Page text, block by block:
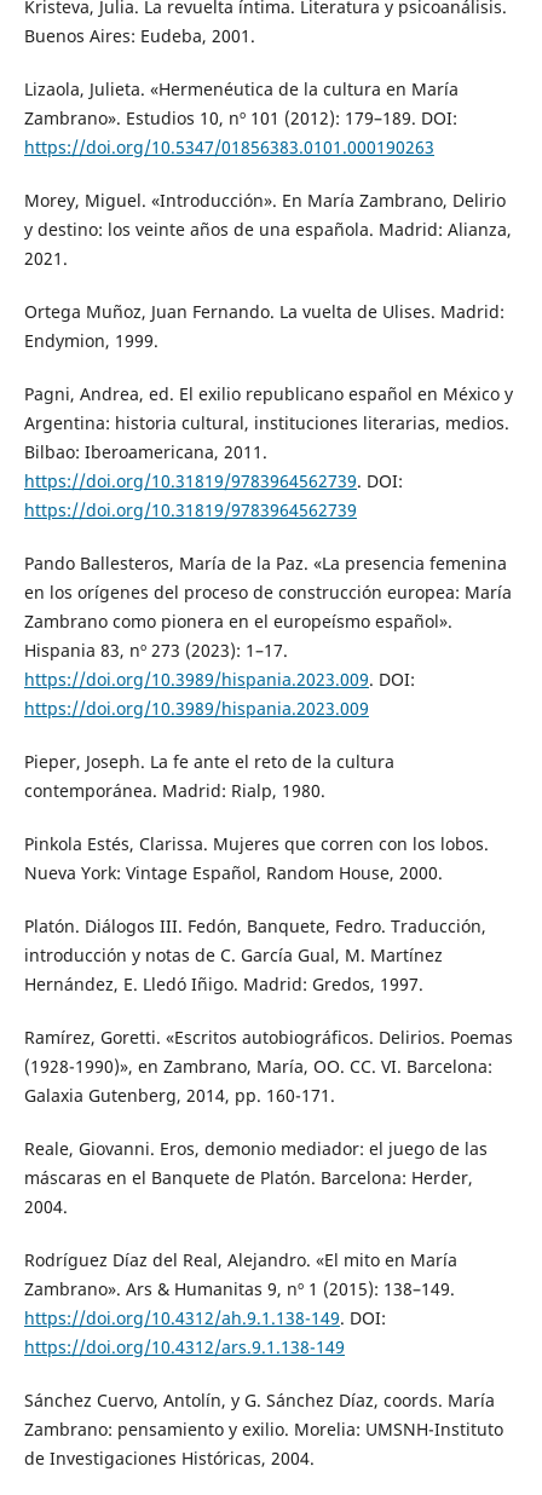
Kristeva, Julia. La revuelta íntima. Literatura y psicoanálisis.
Buenos Aires: Eudeba, 2001.
Lizaola, Julieta. «Hermenéutica de la cultura en María
Zambrano». Estudios 10, nº 101 (2012): 179–189. DOI:
https://doi.org/10.5347/01856383.0101.000190263
Morey, Miguel. «Introducción». En María Zambrano, Delirio
y destino: los veinte años de una española. Madrid: Alianza,
2021.
Ortega Muñoz, Juan Fernando. La vuelta de Ulises. Madrid:
Endymion, 1999.
Pagni, Andrea, ed. El exilio republicano español en México y
Argentina: historia cultural, instituciones literarias, medios.
Bilbao: Iberoamericana, 2011.
https://doi.org/10.31819/9783964562739. DOI:
https://doi.org/10.31819/9783964562739
Pando Ballesteros, María de la Paz. «La presencia femenina
en los orígenes del proceso de construcción europea: María
Zambrano como pionera en el europeísmo español».
Hispania 83, nº 273 (2023): 1–17.
https://doi.org/10.3989/hispania.2023.009. DOI:
https://doi.org/10.3989/hispania.2023.009
Pieper, Joseph. La fe ante el reto de la cultura
contemporánea. Madrid: Rialp, 1980.
Pinkola Estés, Clarissa. Mujeres que corren con los lobos.
Nueva York: Vintage Español, Random House, 2000.
Platón. Diálogos III. Fedón, Banquete, Fedro. Traducción,
introducción y notas de C. García Gual, M. Martínez
Hernández, E. Lledó Iñigo. Madrid: Gredos, 1997.
Ramírez, Goretti. «Escritos autobiográficos. Delirios. Poemas
(1928-1990)», en Zambrano, María, OO. CC. VI. Barcelona:
Galaxia Gutenberg, 2014, pp. 160-171.
Reale, Giovanni. Eros, demonio mediador: el juego de las
máscaras en el Banquete de Platón. Barcelona: Herder,
2004.
Rodríguez Díaz del Real, Alejandro. «El mito en María
Zambrano». Ars & Humanitas 9, nº 1 (2015): 138–149.
https://doi.org/10.4312/ah.9.1.138-149. DOI:
https://doi.org/10.4312/ars.9.1.138-149
Sánchez Cuervo, Antolín, y G. Sánchez Díaz, coords. María
Zambrano: pensamiento y exilio. Morelia: UMSNH-Instituto
de Investigaciones Históricas, 2004.